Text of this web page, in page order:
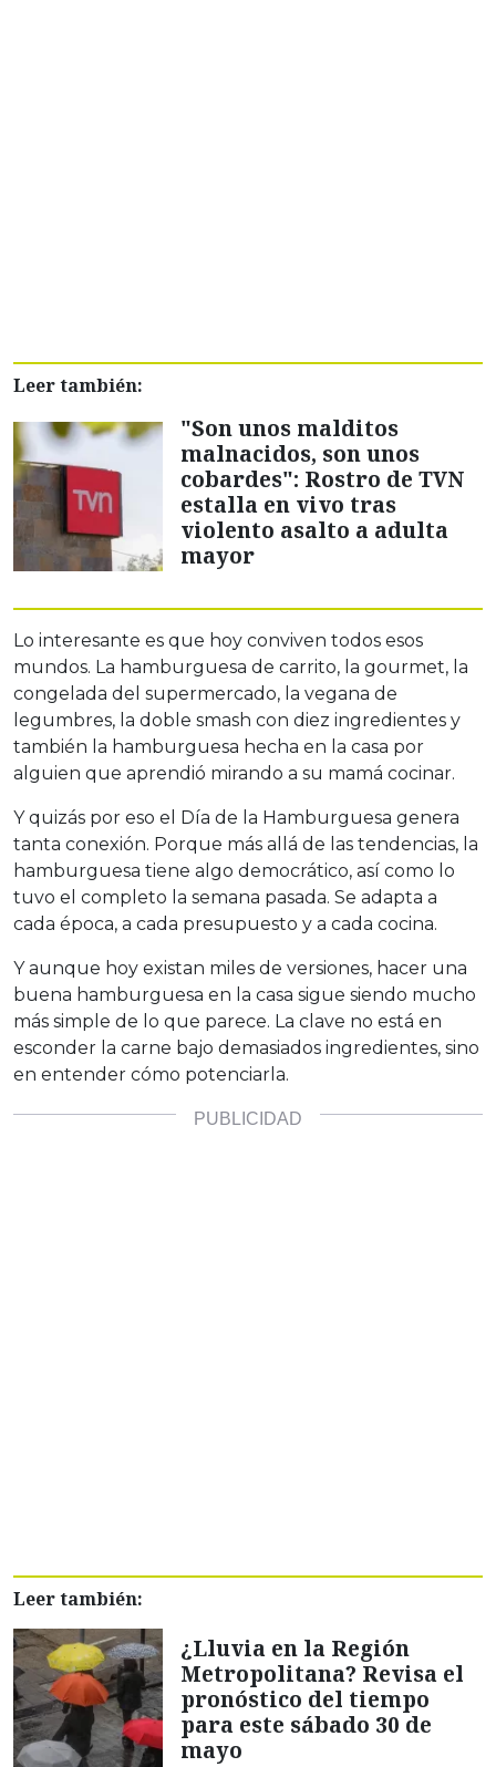
Leer también:
"Son unos malditos
malnacidos, son unos
cobardes": Rostro de TVN
estalla en vivo tras
violento asalto a adulta
mayor
Lo interesante es que hoy conviven todos esos
mundos. La hamburguesa de carrito, la gourmet, la
congelada del supermercado, la vegana de
legumbres, la doble smash con diez ingredientes y
también la hamburguesa hecha en la casa por
alguien que aprendió mirando a su mamá cocinar.
Y quizás por eso el Día de la Hamburguesa genera
tanta conexión. Porque más allá de las tendencias, la
hamburguesa tiene algo democrático, así como lo
tuvo el completo la semana pasada. Se adapta a
cada época, a cada presupuesto y a cada cocina.
Y aunque hoy existan miles de versiones, hacer una
buena hamburguesa en la casa sigue siendo mucho
más simple de lo que parece. La clave no está en
esconder la carne bajo demasiados ingredientes, sino
en entender cómo potenciarla.
Leer también:
¿Lluvia en la Región
Metropolitana? Revisa el
pronóstico del tiempo
para este sábado 30 de
mayo